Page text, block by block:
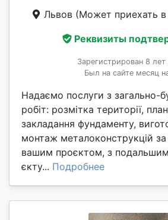
Львов (Может приехать в
Реквизиты
Зарегистрирован 8 лет
Был на сайте месяц
Надаємо послуги з загально-
робіт: розмітка території,
закладання фундаменту,
монтаж металоконструкцій
вашим проєктом, з
єкту... Подробнее